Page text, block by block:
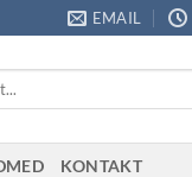
EMAIL
KONTAKT